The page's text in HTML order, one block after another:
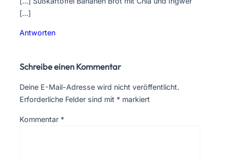
[…]
Antworten
Schreibe einen Kommentar
Deine E-Mail-Adresse wird nicht veröffentlicht.
Erforderliche Felder sind mit * markiert
Kommentar *